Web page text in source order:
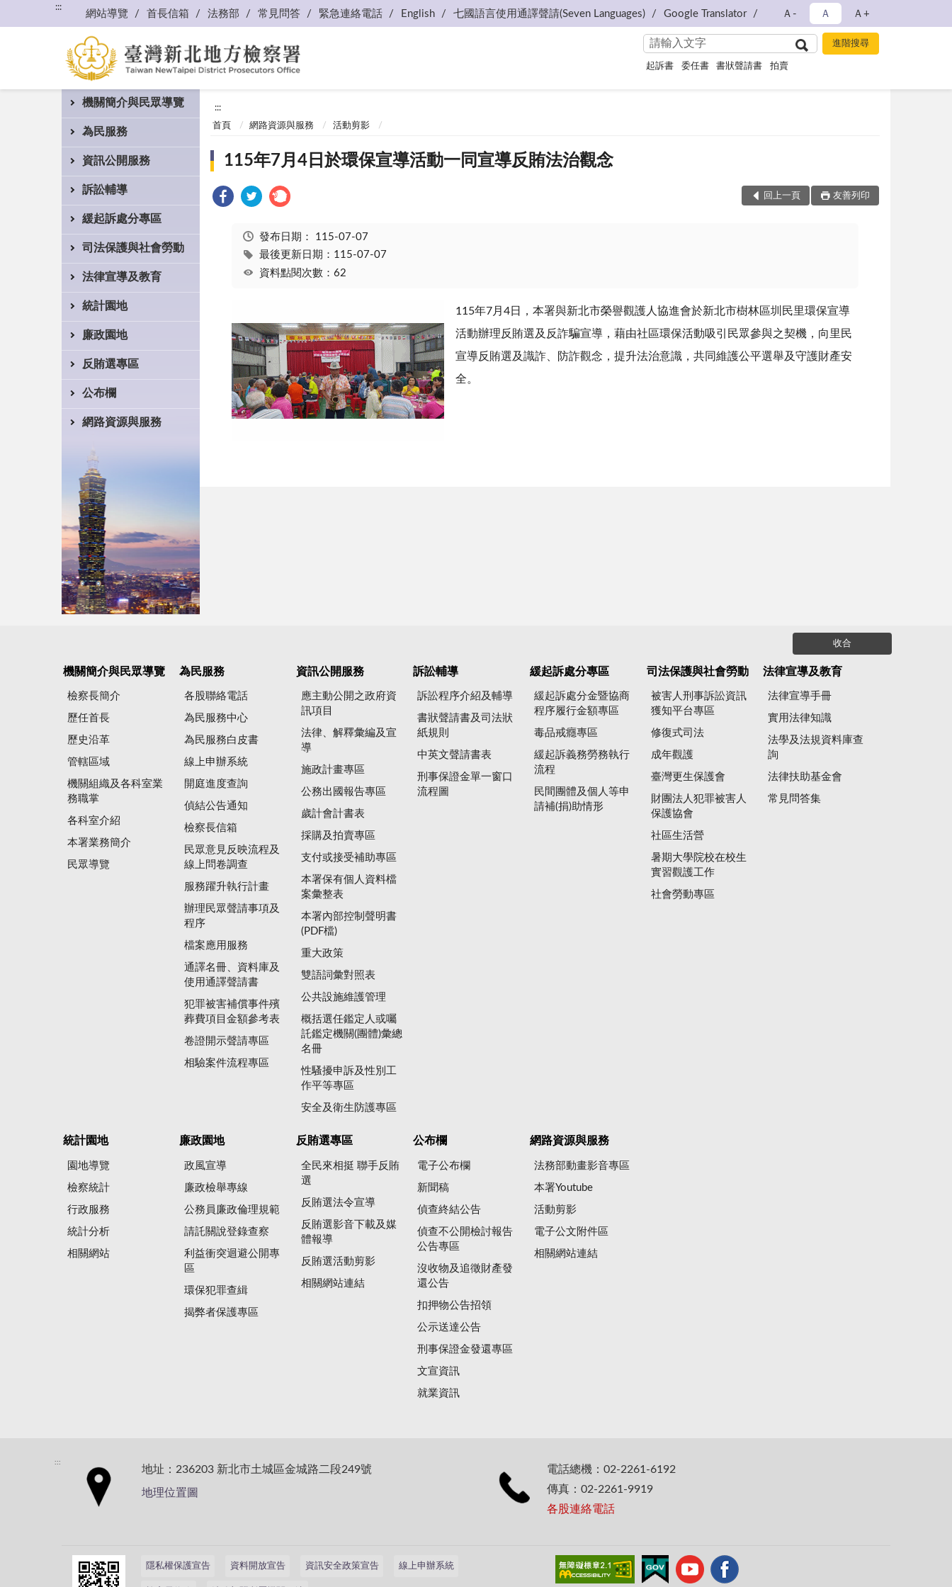
:::
網站導覽 首長信箱 法務部 常見問答 緊急連絡電話 English 七國語言使用通譯聲請(Seven Languages) Google Translator Ａ- Ａ Ａ+
起訴書 委任書 書狀聲請書 拍賣
機關簡介與民眾導覽
為民服務
資訊公開服務
訴訟輔導
緩起訴處分專區
司法保護與社會勞動
法律宣導及教育
統計園地
廉政園地
反賄選專區
公布欄
網路資源與服務
:::
首頁 網路資源與服務 活動剪影
115年7月4日於環保宣導活動一同宣導反賄法治觀念
回上一頁 友善列印
發布日期： 115-07-07
最後更新日期：115-07-07
資料點閱次數：62
115年7月 4日，本署與新北市榮譽觀護人協進會於新北市樹林區圳民里環保宣導
活動辦理反賄選及反詐騙宣導，藉由社區環保活動吸引民眾參與之契機，向里民
宣導反賄選及識詐、防詐觀念，提升法治意識，共同維護公平選舉及守護財產安
全。
收合
機關簡介與民眾導覽
檢察長簡介
歷任首長
歷史沿革
管轄區域
機關組織及各科室業
務職掌
各科室介紹
本署業務簡介
民眾導覽
為民服務
各股聯絡電話
為民服務中心
為民服務白皮書
線上申辦系統
開庭進度查詢
偵結公告通知
檢察長信箱
民眾意見反映流程及
線上問卷調查
服務躍升執行計畫
辦理民眾聲請事項及
程序
檔案應用服務
通譯名冊、資料庫及
使用通譯聲請書
犯罪被害補償事件殯
葬費項目金額參考表
卷證開示聲請專區
相驗案件流程專區
資訊公開服務
應主動公開之政府資
訊項目
法律、解釋彙編及宣
導
施政計畫專區
公務出國報告專區
歲計會計書表
採購及拍賣專區
支付或接受補助專區
本署保有個人資料檔
案彙整表
本署內部控制聲明書
(PDF檔)
重大政策
雙語詞彙對照表
公共設施維護管理
概括選任鑑定人或囑
託鑑定機關(團體)彙總
名冊
性騷擾申訴及性別工
作平等專區
安全及衛生防護專區
訴訟輔導
訴訟程序介紹及輔導
書狀聲請書及司法狀
紙規則
中英文聲請書表
刑事保證金單一窗口
流程圖
緩起訴處分專區
緩起訴處分金暨協商
程序履行金額專區
毒品戒癮專區
緩起訴義務勞務執行
流程
民間團體及個人等申
請補(捐)助情形
司法保護與社會勞動
被害人刑事訴訟資訊
獲知平台專區
修復式司法
成年觀護
臺灣更生保護會
財團法人犯罪被害人
保護協會
社區生活營
暑期大學院校在校生
實習觀護工作
社會勞動專區
法律宣導及教育
法律宣導手冊
實用法律知識
法學及法規資料庫查
詢
法律扶助基金會
常見問答集
統計園地
園地導覽
檢察統計
行政服務
統計分析
相關網站
廉政園地
政風宣導
廉政檢舉專線
公務員廉政倫理規範
請託關說登錄查察
利益衝突迴避公開專
區
環保犯罪查緝
揭弊者保護專區
反賄選專區
全民來相挺 聯手反賄
選
反賄選法令宣導
反賄選影音下載及媒
體報導
反賄選活動剪影
相關網站連結
公布欄
電子公布欄
新聞稿
偵查終結公告
偵查不公開檢討報告
公告專區
沒收物及追徵財產發
還公告
扣押物公告招領
公示送達公告
刑事保證金發還專區
文宣資訊
就業資訊
網路資源與服務
法務部動畫影音專區
本署Youtube
活動剪影
電子公文附件區
相關網站連結
:::
地址：236203 新北市土城區金城路二段249號
地理位置圖
電話總機：02-2261-6192
傳真：02-2261-9919
各股連絡電話
隱私權保護宣告 資料開放宣告 資訊安全政策宣告 線上申辦系統